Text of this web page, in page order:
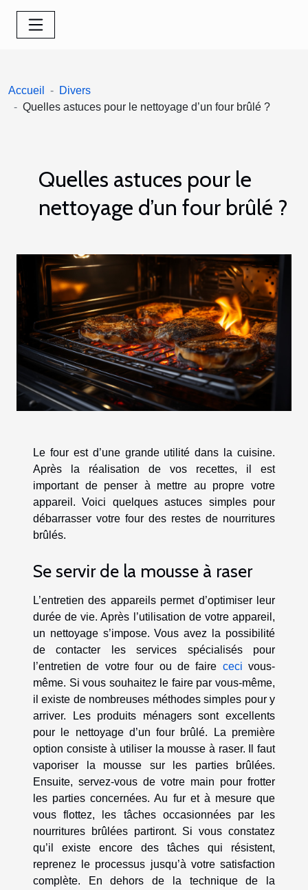
Accueil
Divers
Quelles astuces pour le nettoyage d’un four brûlé ?
Quelles astuces pour le
nettoyage d’un four brûlé ?
Le four est d’une grande utilité dans la cuisine.
Après la réalisation de vos recettes, il est
important de penser à mettre au propre votre
appareil. Voici quelques astuces simples pour
débarrasser votre four des restes de nourritures
brûlés.
Se servir de la mousse à raser
L’entretien des appareils permet d’optimiser leur
durée de vie. Après l’utilisation de votre appareil,
un nettoyage s’impose. Vous avez la possibilité
de contacter les services spécialisés pour
l’entretien de votre four ou de faire ceci vous-
même. Si vous souhaitez le faire par vous-même,
il existe de nombreuses méthodes simples pour y
arriver. Les produits ménagers sont excellents
pour le nettoyage d’un four brûlé. La première
option consiste à utiliser la mousse à raser. Il faut
vaporiser la mousse sur les parties brûlées.
Ensuite, servez-vous de votre main pour frotter
les parties concernées. Au fur et à mesure que
vous flottez, les tâches occasionnées par les
nourritures brûlées partiront. Si vous constatez
qu’il existe encore des tâches qui résistent,
reprenez le processus jusqu’à votre satisfaction
complète. En dehors de la technique de la